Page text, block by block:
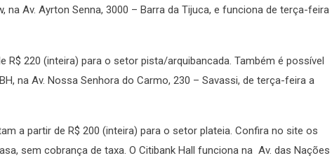
Av. Ayrton Senna, 3000 – Barra da Tijuca, e funciona de terça-feira
R$ 220 (inteira) para o setor pista/arquibancada. Também é possível
na Av. Nossa Senhora do Carmo, 230 – Savassi, de terça-feira a
a partir de R$ 200 (inteira) para o setor plateia. Confira no site os
sem cobrança de taxa. O Citibank Hall funciona na Av. das Nações